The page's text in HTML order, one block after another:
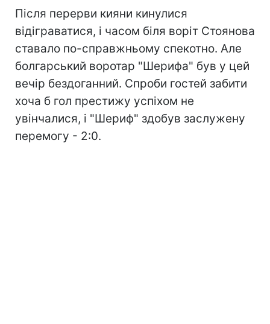
Після перерви кияни кинулися
відіграватися, і часом біля воріт Стоянова
ставало по-справжньому спекотно. Але
болгарський воротар "Шерифа" був у цей
вечір бездоганний. Спроби гостей забити
хоча б гол престижу успіхом не
увінчалися, і "Шериф" здобув заслужену
перемогу - 2:0.